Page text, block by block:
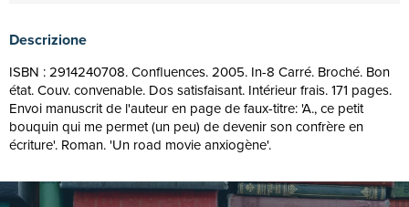
Descrizione
ISBN : 2914240708. Confluences. 2005. In-8 Carré. Broché. Bon
état. Couv. convenable. Dos satisfaisant. Intérieur frais. 171 pages.
Envoi manuscrit de l'auteur en page de faux-titre: 'A., ce petit
bouquin qui me permet (un peu) de devenir son confrère en
écriture'. Roman. 'Un road movie anxiogène'.